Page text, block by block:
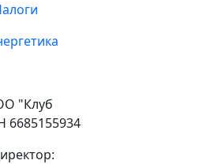
"Клуб
6685155934